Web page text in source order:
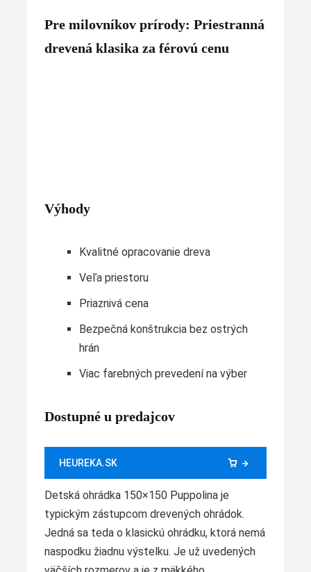
Pre milovníkov prírody: Priestranná
drevená klasika za férovú cenu
Výhody
Kvalitné opracovanie dreva
Veľa priestoru
Priaznivá cena
Bezpečná konštrukcia bez ostrých
hrán
Viac farebných prevedení na výber
Dostupné u predajcov
HEUREKA.SK
Detská ohrádka 150×150 Puppolina je
typickým zástupcom drevených ohrádok.
Jedná sa teda o klasickú ohrádku, ktorá nemá
naspodku žiadnu výstelku. Je už uvedených